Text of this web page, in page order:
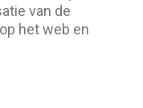
van de
het web en